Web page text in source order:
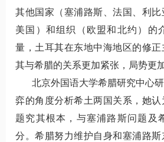
其他国家（塞浦路斯、法国、利比
美国）和组织（欧盟和北约）的
量，土耳其在东地中海地区的修
其与希腊的关系更加紧张，局势更
北京外国语大学希腊研究中心
弈的角度分析希土两国关系，她
题究其根本，与塞浦路斯问题及
分。希腊努力维护自身和塞浦路